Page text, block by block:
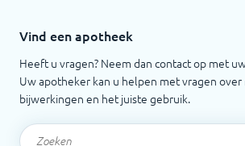
Vind een apotheek
Heeft u vragen? Neem dan contact op met
Uw apotheker kan u helpen met vragen over
bijwerkingen en het juiste gebruik.